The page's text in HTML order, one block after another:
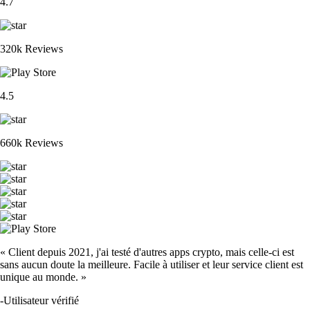
320k Reviews
4.5
660k Reviews
« Client depuis 2021, j'ai testé d'autres apps crypto, mais celle-ci est
sans aucun doute la meilleure. Facile à utiliser et leur service client est
unique au monde. »
-Utilisateur vérifié